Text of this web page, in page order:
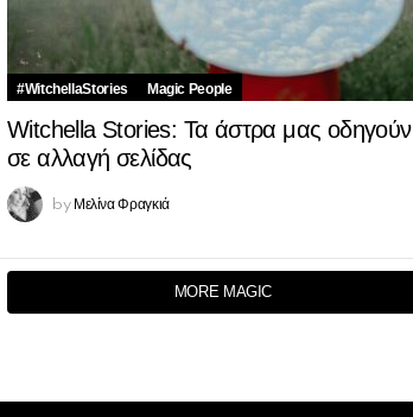
#WitchellaStories Magic People
Witchella Stories: Τα άστρα μας οδηγούν
σε αλλαγή σελίδας
by Μελίνα Φραγκιά
MORE MAGIC